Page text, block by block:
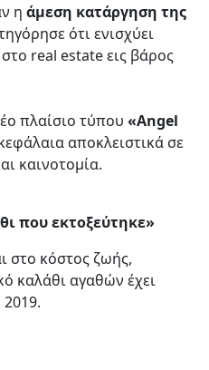
η άμεση κατάργηση της
ότι ενισχύει
real estate εις βάρος
πλαίσιο τύπου «Angel
αποκλειστικά σε
καινοτομία.
που εκτοξεύτηκε»
στο κόστος ζωής,
καλάθι αγαθών έχει